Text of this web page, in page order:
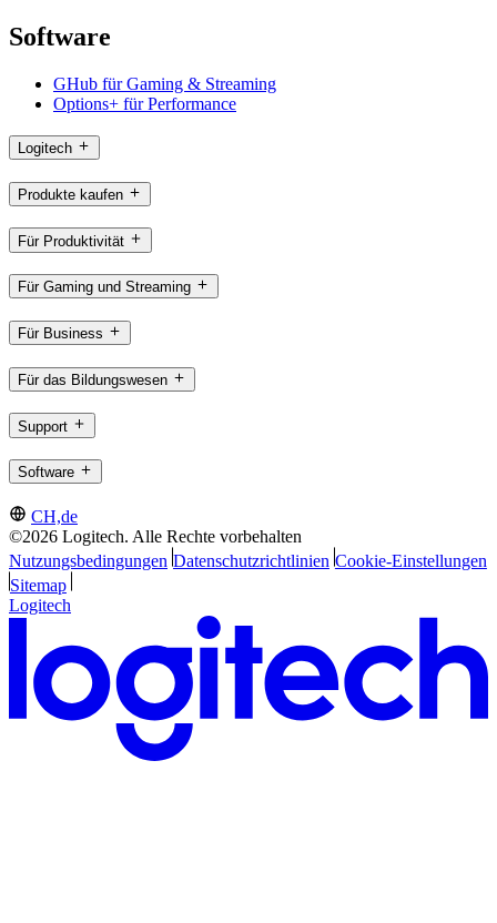
Software
GHub für Gaming & Streaming
Options+ für Performance
Logitech
Produkte kaufen
Für Produktivität
Für Gaming und Streaming
Für Business
Für das Bildungswesen
Support
Software
CH,de
©2026 Logitech. Alle Rechte vorbehalten
Nutzungsbedingungen Datenschutzrichtlinien Cookie-Einstellungen
Sitemap
Logitech